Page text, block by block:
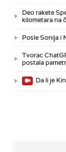
Deo rakete
kilometara na
Posle Sonija i
Tvorac
postala
Da li je